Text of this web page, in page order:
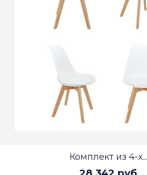
Комплект из 4-х...